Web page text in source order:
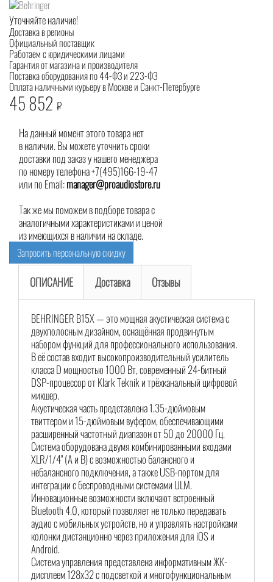
Уточняйте наличие!
Доставка в регионы
Официальный поставщик
Работаем с юридическими лицами
Гарантия от магазина и производителя
Поставка оборудования по 44-ФЗ и 223-ФЗ
Оплата наличными курьеру в Москве и Санкт-Петербурге
45 852 ₽
На данный момент этого товара нет
в наличии. Вы можете уточнить сроки
доставки под заказ у нашего менеджера
по номеру телефона +7(495)166-19-47
или по Email:manager@proaudiostore.ru
Так же мы поможем в подборе товара с
аналогичными характеристиками и ценой
из имеющихся в наличии на складе.
Запросить персональную скидку
ОПИСАНИЕ Доставка Отзывы
BEHRINGER B15X — это мощная акустическая система с
двухполосным дизайном, оснащённая продвинутым
набором функций для профессионального использования.
В её состав входит высокопроизводительный усилитель
класса D мощностью 1000 Вт, современный 24-битный
DSP-процессор от Klark Teknik и трёхканальный цифровой
микшер.
Акустическая часть представлена 1.35-дюймовым
твиттером и 15-дюймовым вуфером, обеспечивающими
расширенный частотный диапазон от 50 до 20000 Гц.
Система оборудована двумя комбинированными входами
XLR/1/4" (A и B) с возможностью балансного и
небалансного подключения, а также USB-портом для
интеграции с беспроводными системами ULM.
Инновационные возможности включают встроенный
Bluetooth 4.0, который позволяет не только передавать
аудио с мобильных устройств, но и управлять настройками
колонки дистанционно через приложения для iOS и
Android.
Система управления представлена информативным ЖК-
дисплеем 128x32 с подсветкой и многофункциональным